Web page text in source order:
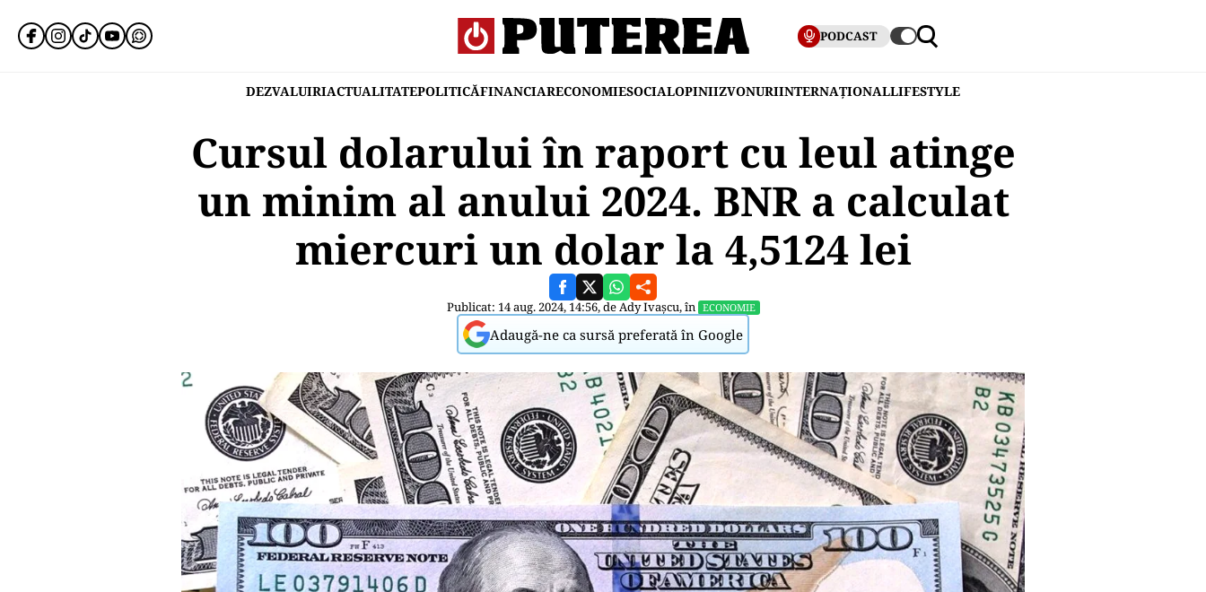
PODCAST
DEZVALUIRIACTUALITATEPOLITICĂFINANCIARECONOMIESOCIALOPINIIZVONURIINTERNAȚIONALLIFESTYLE
Cursul dolarului în raport cu leul atinge
un minim al anului 2024. BNR a calculat
miercuri un dolar la 4,5124 lei
Publicat: 14 aug. 2024, 14:56, deAdy Ivașcu, în ECONOMIE
Adaugă-ne ca sursă preferată în Google